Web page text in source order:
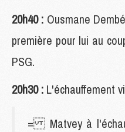
20h40 : Ousmane
première pour lui au
PSG.
20h30 : L'échauffement
= Matvey à